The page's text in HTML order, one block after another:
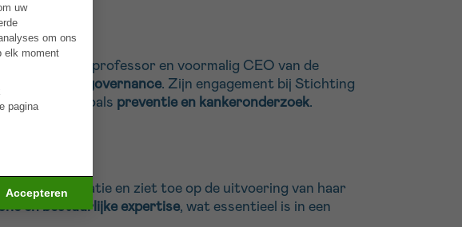
economie, professor en voormalig CEO van de
strategie en governance. Zijn engagement bij Stichting
thema’s , zoals preventie en kankeronderzoek.
van de organisatie en ziet toe op de uitvoering van haar
en bestuurlijke expertise, wat essentieel is in een